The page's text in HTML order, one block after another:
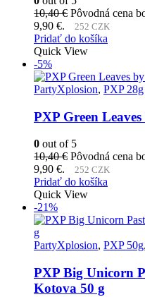
10,40€ Pôvodná cena
9,90 €.
252 CZK
Pridať do košíka
Quick View
-5%
PartyXplosion, PXP 28g
PXP Green
0 out of 5
10,40€ Pôvodná cena
9,90 €.
252 CZK
Pridať do košíka
Quick View
-21%
PartyXplosion, PXP 50g,
PXP Big Unicorn
Kotova 50 g